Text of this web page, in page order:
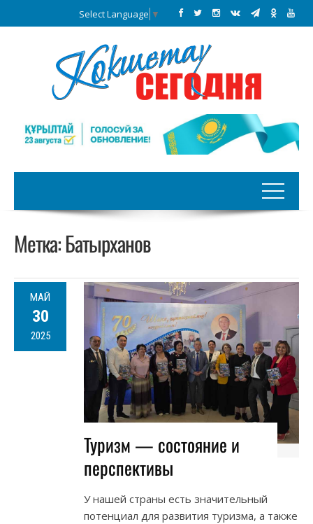
Select Language ▼
Метка:Батырханов
МАЙ
30
2025
Туризм — состояние и
перспективы
У нашей страны есть значительный
потенциал для развития туризма, а также